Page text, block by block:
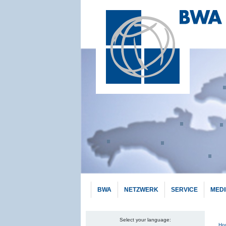
BWA NETZWERK SERVICE
Select your language: